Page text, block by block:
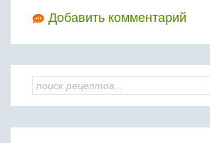
Добавить комментарий